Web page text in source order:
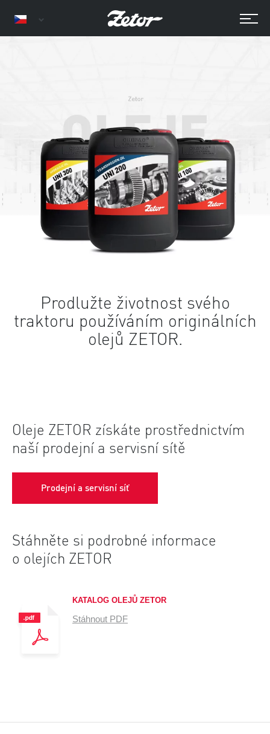
Prodlužte životnost svého
traktoru používáním originálních
olejů ZETOR.
Oleje ZETOR získáte prostřednictvím
naší prodejní a servisní sítě
Prodejní a servisní síť
Stáhněte si podrobné informace
o olejích ZETOR
KATALOG OLEJŮ ZETOR
Stáhnout PDF